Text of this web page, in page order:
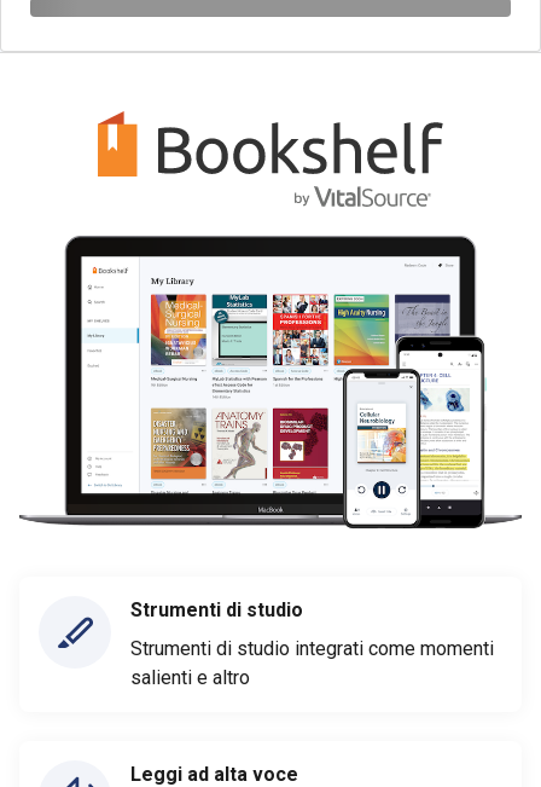
Strumenti di studio
Strumenti di studio integrati come momenti
salienti e altro
Leggi ad alta voce